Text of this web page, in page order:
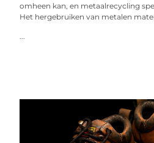
omheen kan, en metaalrecycling
Het hergebruiken van metalen
...